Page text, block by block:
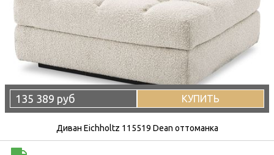
135 389 руб КУПИТЬ
Диван Eichholtz 115519 Dean оттоманка